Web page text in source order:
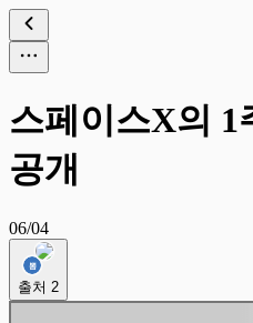
스페이스X의 1
공개
06/04
출처 2